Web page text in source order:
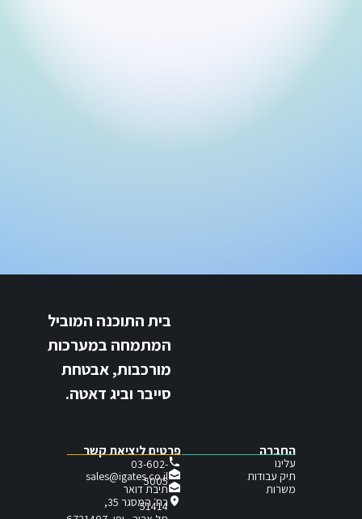
בית התוכנה המוביל
המתמחה במערכות
מורכבות, אבטחת
סייבר וביג דאטה.
פרטים ליציאת קשר
03-602-
5005
sales@igates.co.il
תיבת דואר
51414
רח׳ המסגר 35,
החברה
עלינו
תיק עבודות
משרות